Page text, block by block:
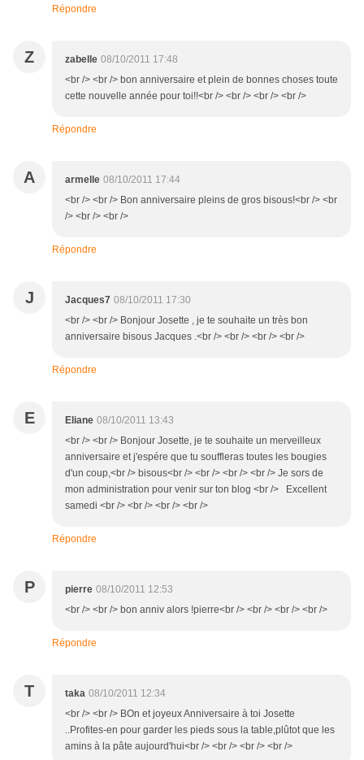
Répondre
Z zabelle 08/10/2011 17:48
<br /> <br /> bon anniversaire et plein de bonnes choses toute
cette nouvelle année pour toi!!<br /> <br /> <br /> <br />
Répondre
A armelle 08/10/2011 17:44
<br /> <br /> Bon anniversaire pleins de gros bisous!<br /> <br
/> <br /> <br />
Répondre
J Jacques7 08/10/2011 17:30
<br /> <br /> Bonjour Josette , je te souhaite un très bon
anniversaire bisous Jacques .<br /> <br /> <br /> <br />
Répondre
E Eliane 08/10/2011 13:43
<br /> <br /> Bonjour Josette, je te souhaite un merveilleux
anniversaire et j'espére que tu souffleras toutes les bougies
d'un coup,<br /> bisous<br /> <br /> <br /> <br /> Je sors de
mon administration pour venir sur ton blog <br /> Excellent
samedi <br /> <br /> <br /> <br />
Répondre
P pierre 08/10/2011 12:53
<br /> <br /> bon anniv alors !pierre<br /> <br /> <br /> <br />
Répondre
T taka 08/10/2011 12:34
<br /> <br /> BOn et joyeux Anniversaire à toi Josette
..Profites-en pour garder les pieds sous la table,plûtot que les
amins à la pâte aujourd'hui<br /> <br /> <br /> <br />